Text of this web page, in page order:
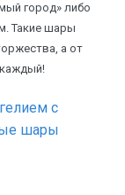
город» либо
Такие шары
а от
с
шары